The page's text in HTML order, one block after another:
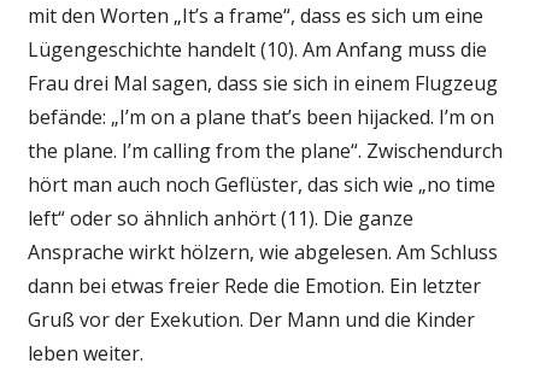
mit den Worten „It’s a frame“, dass es sich um eine
Lügengeschichte handelt (10). Am Anfang muss die
Frau drei Mal sagen, dass sie sich in einem Flugzeug
befände: „I’m on a plane that’s been hijacked. I’m on
the plane. I’m calling from the plane“. Zwischendurch
hört man auch noch Geflüster, das sich wie „no time
left“ oder so ähnlich anhört (11). Die ganze
Ansprache wirkt hölzern, wie abgelesen. Am Schluss
dann bei etwas freier Rede die Emotion. Ein letzter
Gruß vor der Exekution. Der Mann und die Kinder
leben weiter.